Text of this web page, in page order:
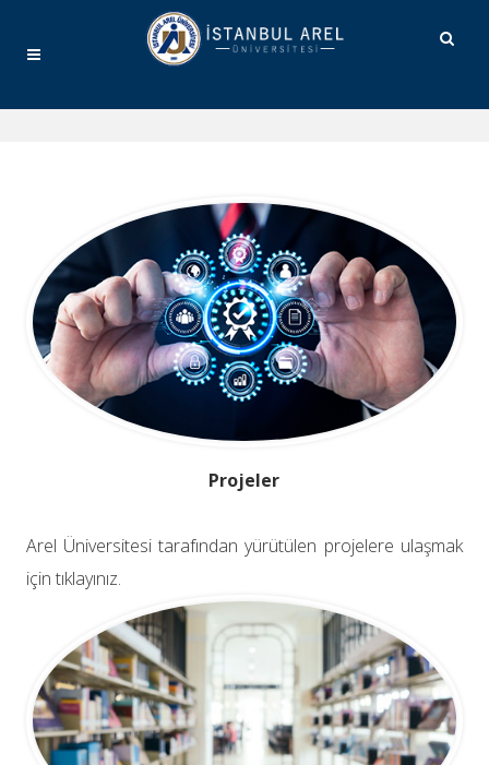
Projeler
Arel Üniversitesi tarafından yürütülen projelere ulaşmak
için tıklayınız.